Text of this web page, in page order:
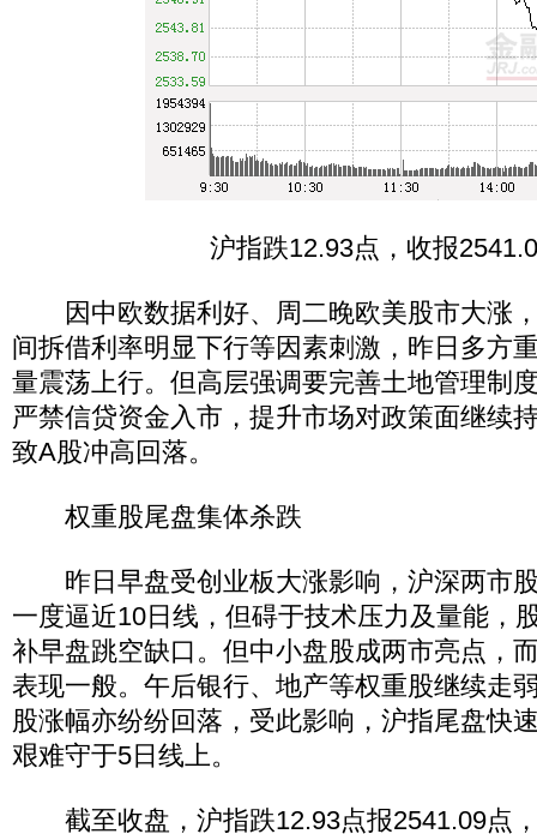
沪指跌12.93点，收报
因中欧数据利好、周二晚欧美股市大涨
间拆借利率明显下行等因素刺激，昨日多方
量震荡上行。但高层强调要完善土地管理制
严禁信贷资金入市，提升市场对政策面继续
致A股冲高回落。
权重股尾盘集体杀跌
昨日早盘受创业板大涨影响，沪深两市
一度逼近10日线，但碍于技术压力及量能，
补早盘跳空缺口。但中小盘股成两市亮点，
表现一般。午后银行、地产等权重股继续走
股涨幅亦纷纷回落，受此影响，沪指尾盘快
艰难守于5日线上。
截至收盘，沪指跌12.93点报2541.09点